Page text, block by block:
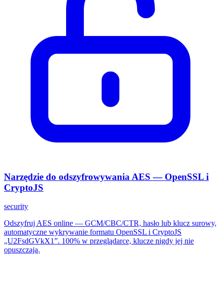
Narzędzie do odszyfrowywania AES — OpenSSL i
CryptoJS
security
Odszyfruj AES online — GCM/CBC/CTR, hasło lub klucz surowy,
automatyczne wykrywanie formatu OpenSSL i CryptoJS
„U2FsdGVkX1”. 100% w przeglądarce, klucze nigdy jej nie
opuszczają.